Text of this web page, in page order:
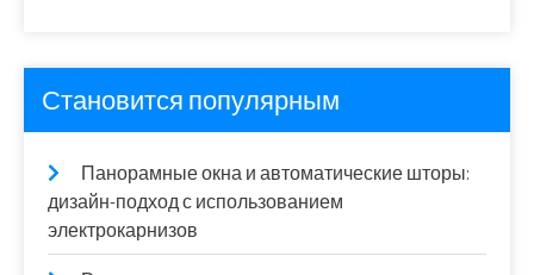
Становится популярным
Панорамные окна и автоматические шторы:
дизайн-подход с использованием
электрокарнизов